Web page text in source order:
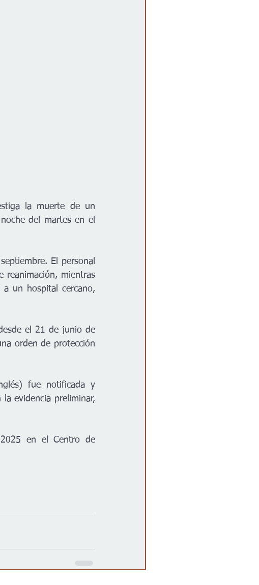
la muerte de un
del martes en el
El personal
reanimación, mientras
a un hospital cercano,
el 21 de junio de
orden de protección
fue notificada y
evidencia preliminar,
en el Centro de